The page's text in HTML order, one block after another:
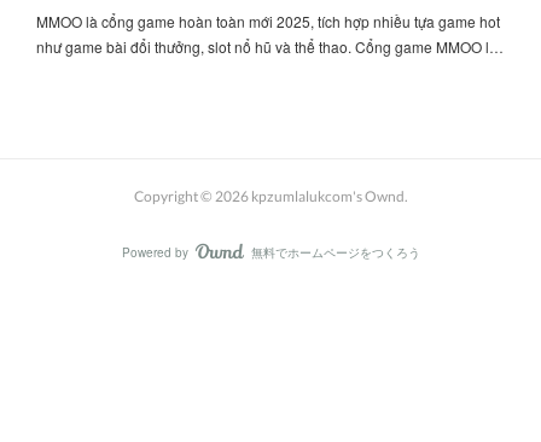
MMOO là cổng game hoàn toàn mới 2025, tích hợp nhiều tựa game hot
như game bài đổi thưởng, slot nổ hũ và thể thao. Cổng game MMOO l…
Copyright © 2026 kpzumlalukcom's Ownd.
Powered by AmebaOwnd
無料でホームページをつくろう